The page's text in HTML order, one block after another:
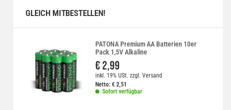
GLEICH MITBESTELLEN!
PATONA Premium AA Batterien 10er
Pack 1,5V Alkaline
€ 2,99
inkl. 19% USt. zzgl.Versand
Netto: €2,51
Sofort verfügbar